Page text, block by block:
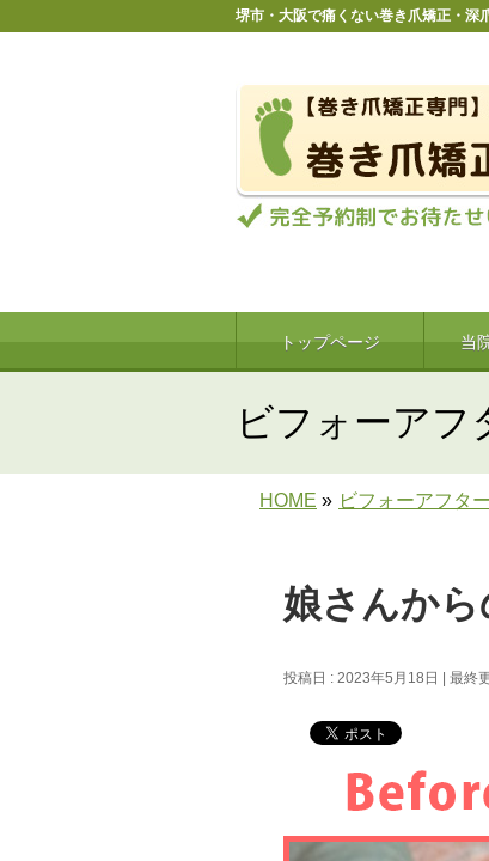
堺市・大阪で痛くない巻き爪矯正・深
トップページ 当
ビフォーアフ
HOME » ビフォーアフター
娘さんから
投稿日 : 2023年5月18日 最終